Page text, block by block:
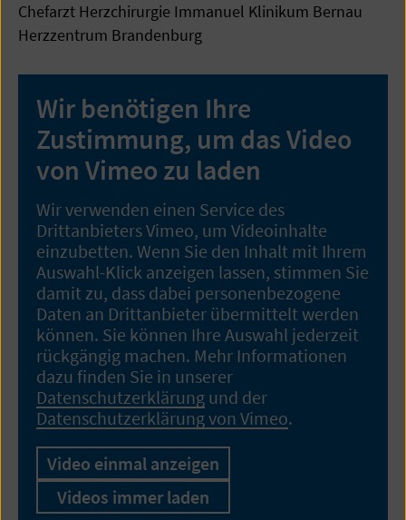
Chefarzt Herzchirurgie Immanuel Klinikum Bernau
Herzzentrum Brandenburg
Wir benötigen Ihre
Zustimmung, um das Video
von Vimeo zu laden
Wir verwenden einen Service des
Drittanbieters Vimeo, um Videoinhalte
einzubetten. Wenn Sie den Inhalt mit Ihrem
Auswahl-Klick anzeigen lassen, stimmen Sie
damit zu, dass dabei personenbezogene
Daten an Drittanbieter übermittelt werden
können. Sie können Ihre Auswahl jederzeit
rückgängig machen. Mehr Informationen
dazu finden Sie in unserer
Datenschutzerklärung und der
Datenschutzerklärung von Vimeo.
Video einmal anzeigen
Videos immer laden